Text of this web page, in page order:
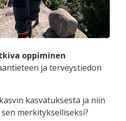
oppiminen
ja terveystiedon
kasvatuksesta ja niin
merkitykselliseksi?